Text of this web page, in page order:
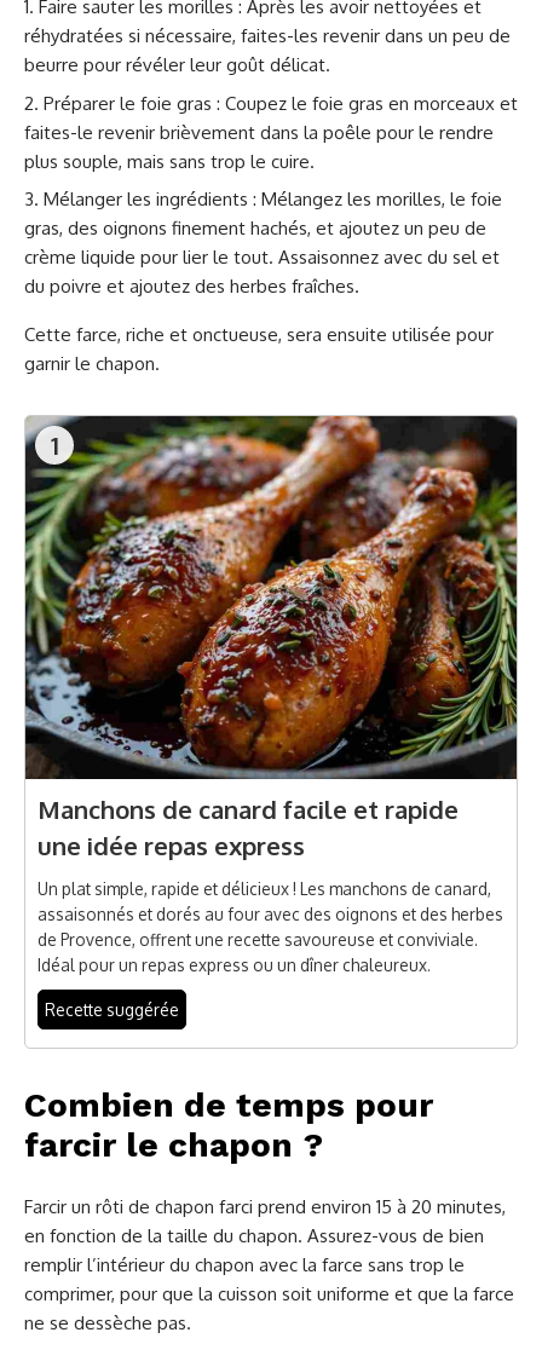
Faire sauter les morilles : Après les avoir nettoyées et
réhydratées si nécessaire, faites-les revenir dans un peu de
beurre pour révéler leur goût délicat.
Préparer le foie gras : Coupez le foie gras en morceaux et
faites-le revenir brièvement dans la poêle pour le rendre
plus souple, mais sans trop le cuire.
Mélanger les ingrédients : Mélangez les morilles, le foie
gras, des oignons finement hachés, et ajoutez un peu de
crème liquide pour lier le tout. Assaisonnez avec du sel et
du poivre et ajoutez des herbes fraîches.
Cette farce, riche et onctueuse, sera ensuite utilisée pour
garnir le chapon.
1
Manchons de canard facile et rapide
une idée repas express
Un plat simple, rapide et délicieux ! Les manchons de canard,
assaisonnés et dorés au four avec des oignons et des herbes
de Provence, offrent une recette savoureuse et conviviale.
Idéal pour un repas express ou un dîner chaleureux.
Recette suggérée
Combien de temps pour
farcir le chapon ?
Farcir un rôti de chapon farci prend environ 15 à 20 minutes,
en fonction de la taille du chapon. Assurez-vous de bien
remplir l’intérieur du chapon avec la farce sans trop le
comprimer, pour que la cuisson soit uniforme et que la farce
ne se dessèche pas.